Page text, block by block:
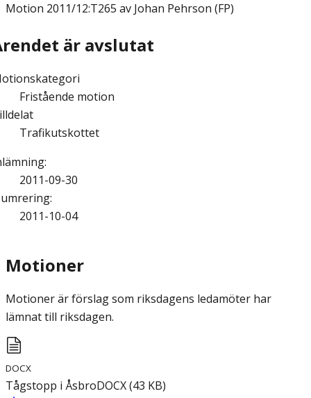
Motion 2011/12:T265 av Johan Pehrson (FP)
är avslutat
Fristående motion
Trafikutskottet
:
2011-09-30
:
2011-10-04
Motioner
Motioner är förslag som riksdagens ledamöter har
lämnat till riksdagen.
DOCX
Tågstopp i ÅsbroDOCX(43 KB)